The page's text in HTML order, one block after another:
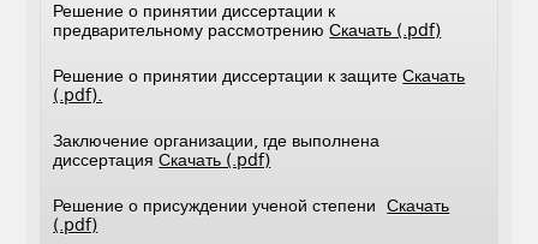
Решение о принятии диссертации к
предварительному рассмотрениюСкачать (.pdf)
Решение о принятии диссертации к защитеСкачать
(.pdf).
Заключение организации, где выполнена
диссертацияСкачать (.pdf)
Решение о присуждении ученой степениСкачать
(.pdf)